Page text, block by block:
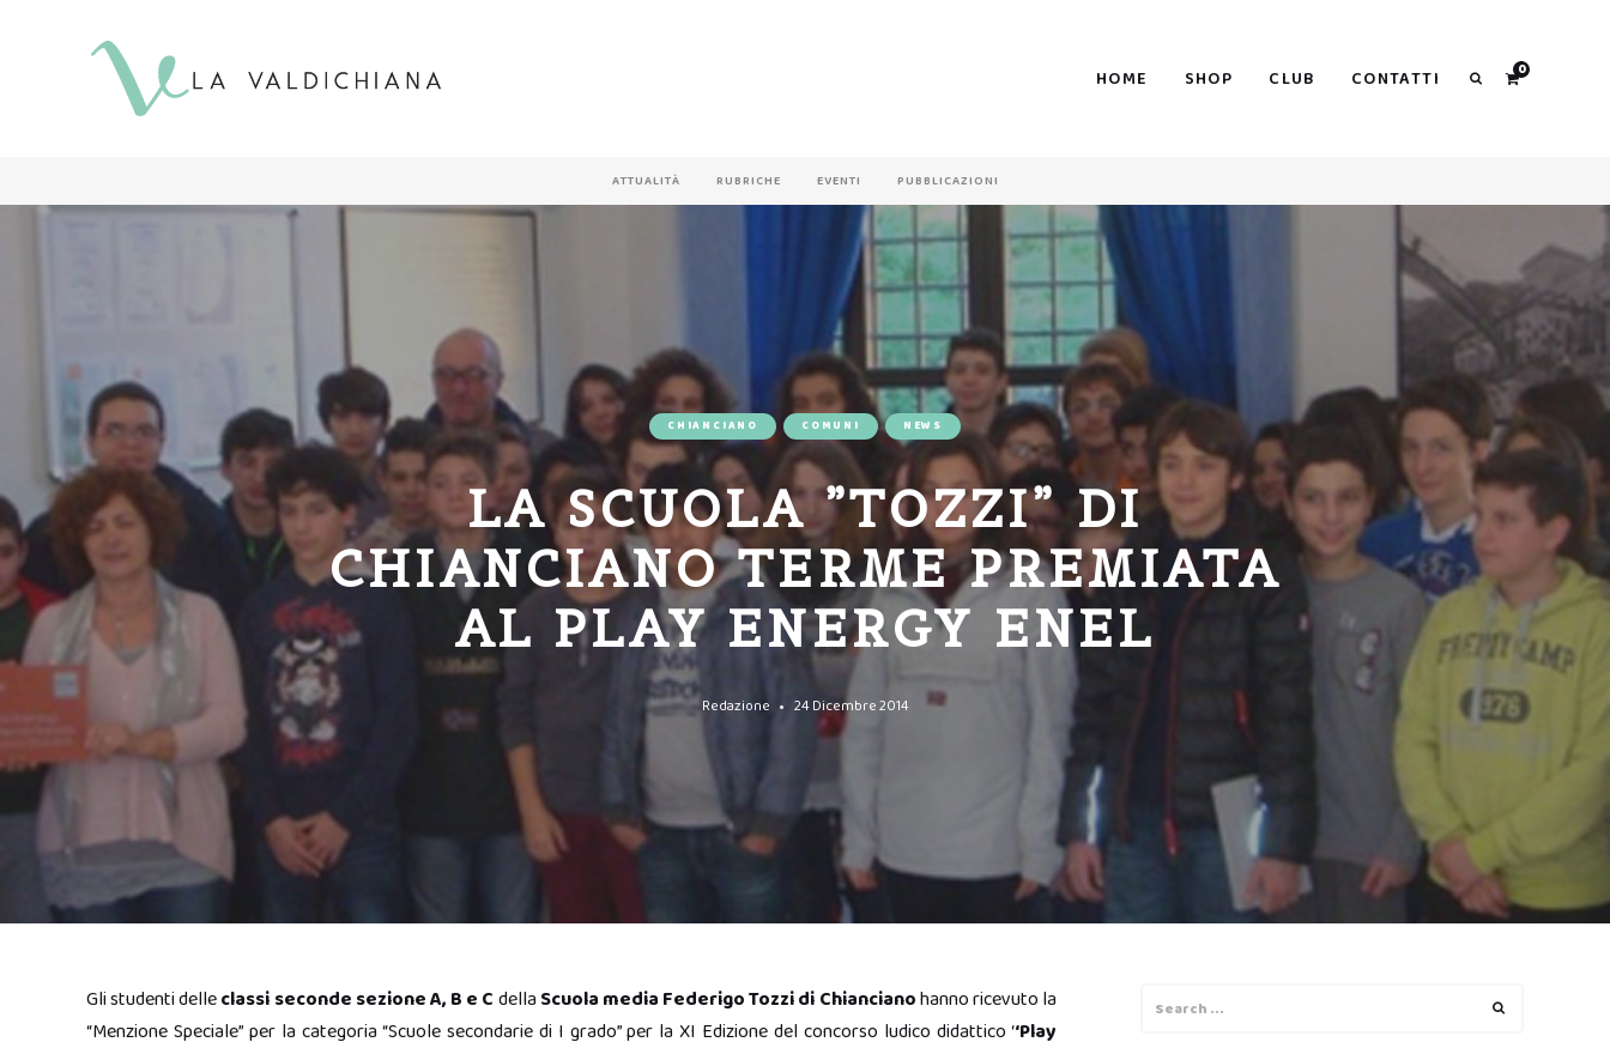
HOME SHOP CLUB CONTATTI 0
ATTUALITÀ RUBRICHE EVENTI PUBBLICAZIONI
CHIANCIANO COMUNI NEWS
LA SCUOLA ”TOZZI” DI
CHIANCIANO TERME PREMIATA
AL PLAY ENERGY ENEL
Redazione 24 Dicembre 2014
Gli studenti delleclassi seconde sezione A, B e C della Scuola media Federigo Tozzi di Chiancianohanno ricevuto la
“Menzione Speciale” per la categoria “Scuole secondarie di I grado” per la XI Edizione del concorso ludico didattico ‘‘Play
for: